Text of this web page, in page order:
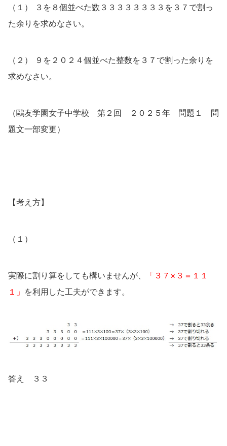
（１） ３を８個並べた数３３３３３３３３を３７で割っ
た余りを求めなさい。
（２） ９を２０２４個並べた整数を３７で割った余りを
求めなさい。
（鷗友学園女子中学校 第２回 ２０２５年 問題１ 問
題文一部変更）
【考え方】
（１）
実際に割り算をしても構いませんが、
「３７×３＝１１
１」 を利用した工夫ができます。
答え ３３